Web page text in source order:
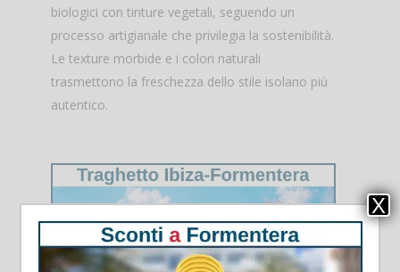
biologici con tinture vegetali, seguendo un
processo artigianale che privilegia la sostenibilità.
Le texture morbide e i colori naturali
trasmettono la freschezza dello stile isolano più
autentico.
X